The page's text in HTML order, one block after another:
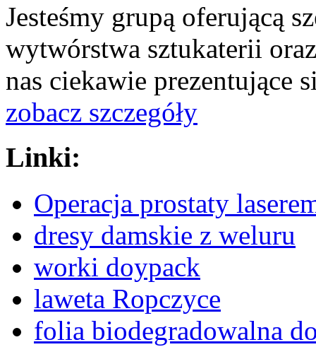
Jesteśmy grupą oferującą
wytwórstwa sztukaterii
nas ciekawie prezentujące
zobacz szczegóły
Linki:
Operacja prostaty
dresy damskie z weluru
worki doypack
laweta Ropczyce
folia biodegradowalna